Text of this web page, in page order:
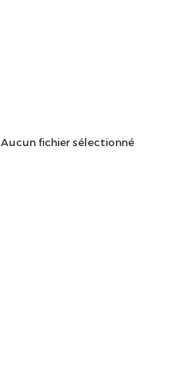
Aucun fichier sélectionné